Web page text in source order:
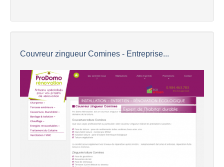
Couvreur zingueur Comines - Entreprise...